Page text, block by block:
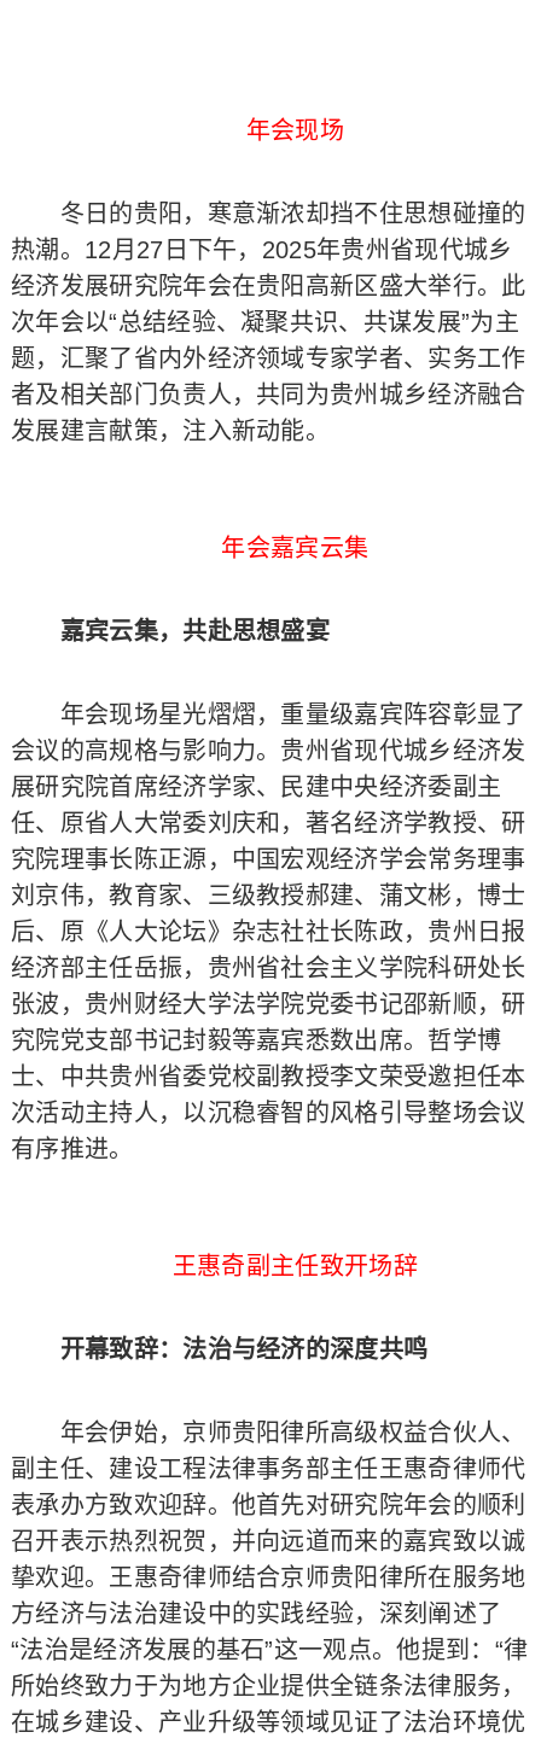
年会现场
冬日的贵阳，寒意渐浓却挡不住思想碰撞的
热潮。12月27日下午，2025年贵州省现代城乡
经济发展研究院年会在贵阳高新区盛大举行。此
次年会以“总结经验、凝聚共识、共谋发展”为主
题，汇聚了省内外经济领域专家学者、实务工作
者及相关部门负责人，共同为贵州城乡经济融合
发展建言献策，注入新动能。
年会嘉宾云集
嘉宾云集，共赴思想盛宴
年会现场星光熠熠，重量级嘉宾阵容彰显了
会议的高规格与影响力。贵州省现代城乡经济发
展研究院首席经济学家、民建中央经济委副主
任、原省人大常委刘庆和，著名经济学教授、研
究院理事长陈正源，中国宏观经济学会常务理事
刘京伟，教育家、三级教授郝建、蒲文彬，博士
后、原《人大论坛》杂志社社长陈政，贵州日报
经济部主任岳振，贵州省社会主义学院科研处长
张波，贵州财经大学法学院党委书记邵新顺，研
究院党支部书记封毅等嘉宾悉数出席。哲学博
士、中共贵州省委党校副教授李文荣受邀担任本
次活动主持人，以沉稳睿智的风格引导整场会议
有序推进。
王惠奇副主任致开场辞
开幕致辞：法治与经济的深度共鸣
年会伊始，京师贵阳律所高级权益合伙人、
副主任、建设工程法律事务部主任王惠奇律师代
表承办方致欢迎辞。他首先对研究院年会的顺利
召开表示热烈祝贺，并向远道而来的嘉宾致以诚
挚欢迎。王惠奇律师结合京师贵阳律所在服务地
方经济与法治建设中的实践经验，深刻阐述了
“法治是经济发展的基石”这一观点。他提到：“律
所始终致力于为地方企业提供全链条法律服务，
在城乡建设、产业升级等领域见证了法治环境优